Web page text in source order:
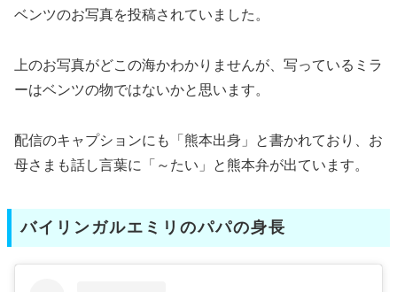
ベンツのお写真を投稿されていました。
上のお写真がどこの海かわかりませんが、写っているミラ
ーはベンツの物ではないかと思います。
配信のキャプションにも「熊本出身」と書かれており、お
母さまも話し言葉に「～たい」と熊本弁が出ています。
バイリンガルエミリのパパの身長